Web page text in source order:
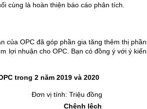
cùng là hoàn thiện báo cáo phân tích.
của OPC đã góp phần gia tăng thêm thị phần
lợi nhuận cho OPC. Bạn có đồng ý với ý kiến
trong 2 năm 2019 và 2020
đồng
Chênh lệch